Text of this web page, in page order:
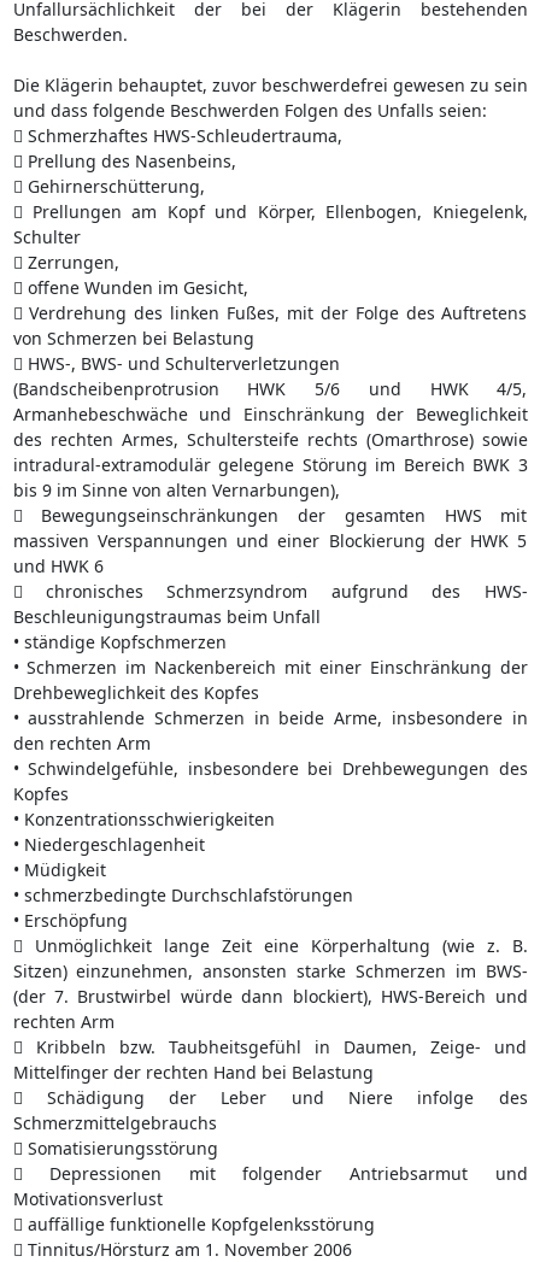
Unfallursächlichkeit der bei der Klägerin bestehenden
Beschwerden.
Die Klägerin behauptet, zuvor beschwerdefrei gewesen zu sein
und dass folgende Beschwerden Folgen des Unfalls seien:
 Schmerzhaftes HWS-Schleudertrauma,
 Prellung des Nasenbeins,
 Gehirnerschütterung,
 Prellungen am Kopf und Körper, Ellenbogen, Kniegelenk,
Schulter
 Zerrungen,
 offene Wunden im Gesicht,
 Verdrehung des linken Fußes, mit der Folge des Auftretens
von Schmerzen bei Belastung
 HWS-, BWS- und Schulterverletzungen
(Bandscheibenprotrusion HWK 5/6 und HWK 4/5,
Armanhebeschwäche und Einschränkung der Beweglichkeit
des rechten Armes, Schultersteife rechts (Omarthrose) sowie
intradural-extramodulär gelegene Störung im Bereich BWK 3
bis 9 im Sinne von alten Vernarbungen),
 Bewegungseinschränkungen der gesamten HWS mit
massiven Verspannungen und einer Blockierung der HWK 5
und HWK 6
 chronisches Schmerzsyndrom aufgrund des HWS-
Beschleunigungstraumas beim Unfall
• ständige Kopfschmerzen
• Schmerzen im Nackenbereich mit einer Einschränkung der
Drehbeweglichkeit des Kopfes
• ausstrahlende Schmerzen in beide Arme, insbesondere in
den rechten Arm
• Schwindelgefühle, insbesondere bei Drehbewegungen des
Kopfes
• Konzentrationsschwierigkeiten
• Niedergeschlagenheit
• Müdigkeit
• schmerzbedingte Durchschlafstörungen
• Erschöpfung
 Unmöglichkeit lange Zeit eine Körperhaltung (wie z. B.
Sitzen) einzunehmen, ansonsten starke Schmerzen im BWS-
(der 7. Brustwirbel würde dann blockiert), HWS-Bereich und
rechten Arm
 Kribbeln bzw. Taubheitsgefühl in Daumen, Zeige- und
Mittelfinger der rechten Hand bei Belastung
 Schädigung der Leber und Niere infolge des
Schmerzmittelgebrauchs
 Somatisierungsstörung
 Depressionen mit folgender Antriebsarmut und
Motivationsverlust
 auffällige funktionelle Kopfgelenksstörung
 Tinnitus/Hörsturz am 1. November 2006